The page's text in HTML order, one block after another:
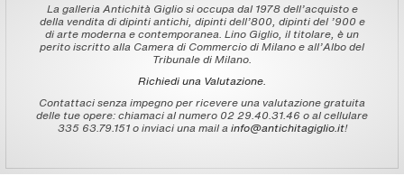
La galleria Antichità Giglio si occupa dal 1978 dell'acquisto e
della vendita di dipinti antichi, dipinti dell'800, dipinti del '900 e
di arte moderna e contemporanea. Lino Giglio, il titolare, è un
perito iscritto alla Camera di Commercio di Milano e all'Albo del
Tribunale di Milano.
Richiedi una Valutazione.
Contattaci senza impegno per ricevere una valutazione gratuita
delle tue opere: chiamaci al numero 02 29.40.31.46 o al cellulare
335 63.79.151 o inviaci una mail a info@antichitagiglio.it!